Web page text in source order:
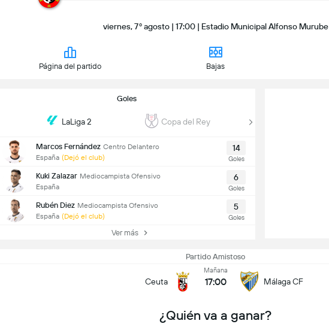
viernes, 7º agosto | 17:00 | Estadio Municipal Alfonso Murube
Página del partido Bajas
Goles
LaLiga 2 Copa del Rey
Marcos Fernández Centro Delantero
España (Dejó el club)
14
Goles
Kuki Zalazar Mediocampista Ofensivo
España
6
Goles
Rubén Diez Mediocampista Ofensivo
España (Dejó el club)
5
Goles
Ver más
Partido Amistoso
Ceuta
Mañana
17:00 Málaga CF
¿Quién va a ganar?